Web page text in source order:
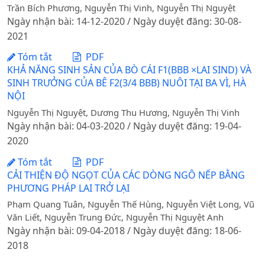
Trần Bích Phương, Nguyễn Thị Vinh, Nguyễn Thị Nguyệt
Ngày nhận bài: 14-12-2020 / Ngày duyệt đăng: 30-08-
2021
Tóm tắt
PDF
KHẢ NĂNG SINH SẢN CỦA BÒ CÁI F1(BBB ×LAI SIND) VÀ
SINH TRƯỞNG CỦA BÊ F2(3/4 BBB) NUÔI TẠI BA VÌ, HÀ
NỘI
Nguyễn Thị Nguyệt, Dương Thu Hương, Nguyễn Thị Vinh
Ngày nhận bài: 04-03-2020 / Ngày duyệt đăng: 19-04-
2020
Tóm tắt
PDF
CẢI THIỆN ĐỘ NGỌT CỦA CÁC DÒNG NGÔ NẾP BẰNG
PHƯƠNG PHÁP LAI TRỞ LẠI
Phạm Quang Tuân, Nguyễn Thế Hùng, Nguyễn Việt Long, Vũ
Văn Liết, Nguyễn Trung Đức, Nguyễn Thị Nguyệt Anh
Ngày nhận bài: 09-04-2018 / Ngày duyệt đăng: 18-06-
2018